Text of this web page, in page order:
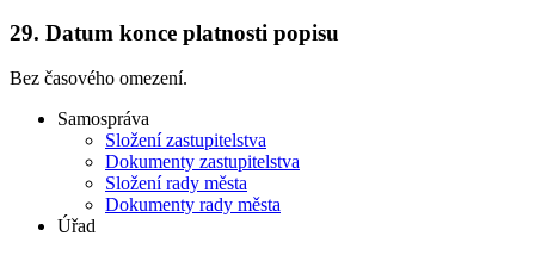
29. Datum konce platnosti popisu
Bez časového omezení.
Samospráva
Složení zastupitelstva
Dokumenty zastupitelstva
Složení rady města
Dokumenty rady města
Úřad